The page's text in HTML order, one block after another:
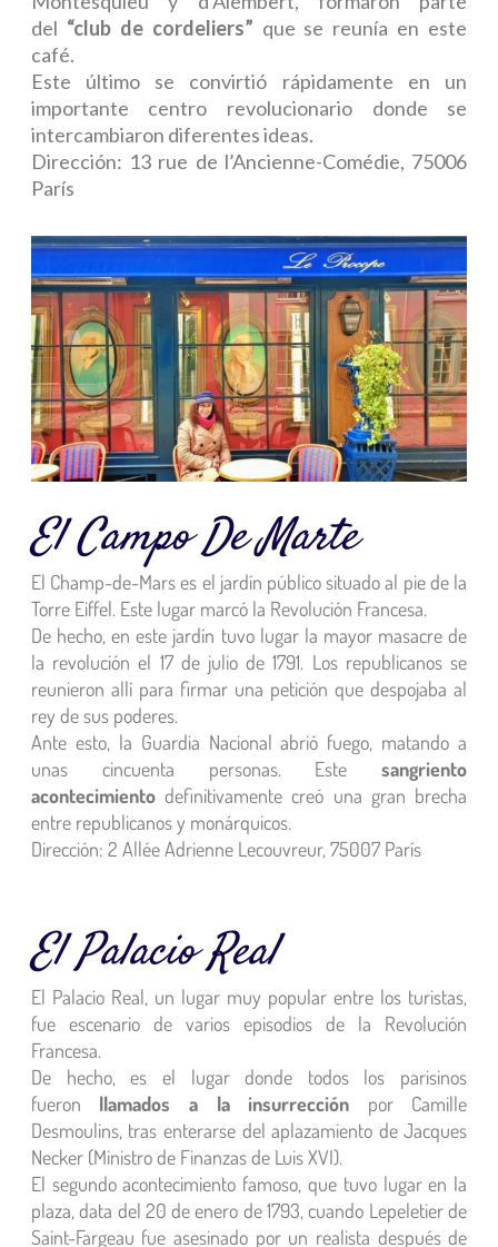
del “club de cordeliers” que se reunía en este
café.
Este último se convirtió rápidamente en un
importante centro revolucionario donde se
intercambiaron diferentes ideas.
Dirección: 13 rue de l’Ancienne-Comédie, 75006
París
El Campo De Marte
El Champ-de-Mars es el jardín público situado al pie de la
Torre Eiffel. Este lugar marcó la Revolución Francesa.
De hecho, en este jardín tuvo lugar la mayor masacre de
la revolución el 17 de julio de 1791. Los republicanos se
reunieron allí para firmar una petición que despojaba al
rey de sus poderes.
Ante esto, la Guardia Nacional abrió fuego, matando a
unas cincuenta personas. Estesangriento
acontecimientodefinitivamente creó una gran brecha
entre republicanos y monárquicos.
Dirección: 2 Allée Adrienne Lecouvreur, 75007 París
El Palacio Real
El Palacio Real, un lugar muy popular entre los turistas,
fue escenario de varios episodios de la Revolución
Francesa.
De hecho, es el lugar donde todos los parisinos
fueron llamados a la insurrección por Camille
Desmoulins, tras enterarse del aplazamiento de Jacques
Necker (Ministro de Finanzas de Luis XVI).
El segundo acontecimiento famoso, que tuvo lugar en la
plaza, data del 20 de enero de 1793, cuando Lepeletier de
Saint-Fargeau fue asesinado por un realista después de